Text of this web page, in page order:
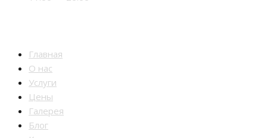
Главная
О нас
Услуги
Цены
Галерея
Блог